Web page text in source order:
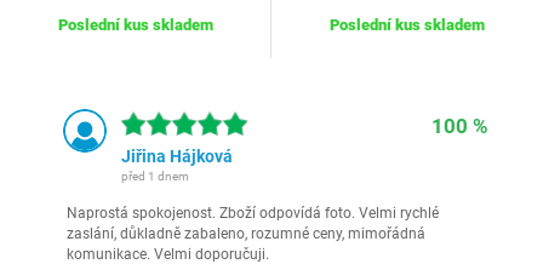
Poslední kus skladem Poslední kus skladem
100 %
Jiřina Hájková
před 1 dnem
Naprostá spokojenost. Zboží odpovídá foto. Velmi rychlé
zaslání, důkladně zabaleno, rozumné ceny, mimořádná
komunikace. Velmi doporučuji.